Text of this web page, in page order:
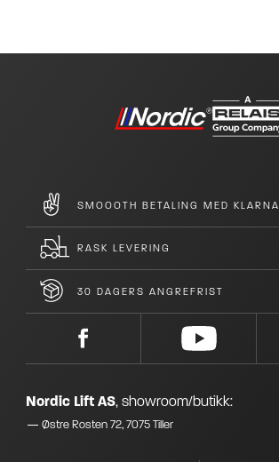
SMOOOTH BETALING MED KLARNA
RASK LEVERING
30 DAGERS ANGREFRIST
Nordic Lift AS, showroom/butikk:
Østre Rosten 72, 7075 Tiller